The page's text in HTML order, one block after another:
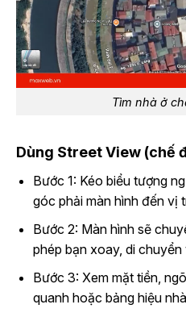
Tìm nhà ở
Dùng Street View (chế
Bước 1: Kéo biểu tượng
góc phải màn hình đến vị
Bước 2: Màn hình sẽ
phép bạn xoay, di chuyển
Bước 3: Xem mặt tiền,
quanh hoặc bảng hiệu